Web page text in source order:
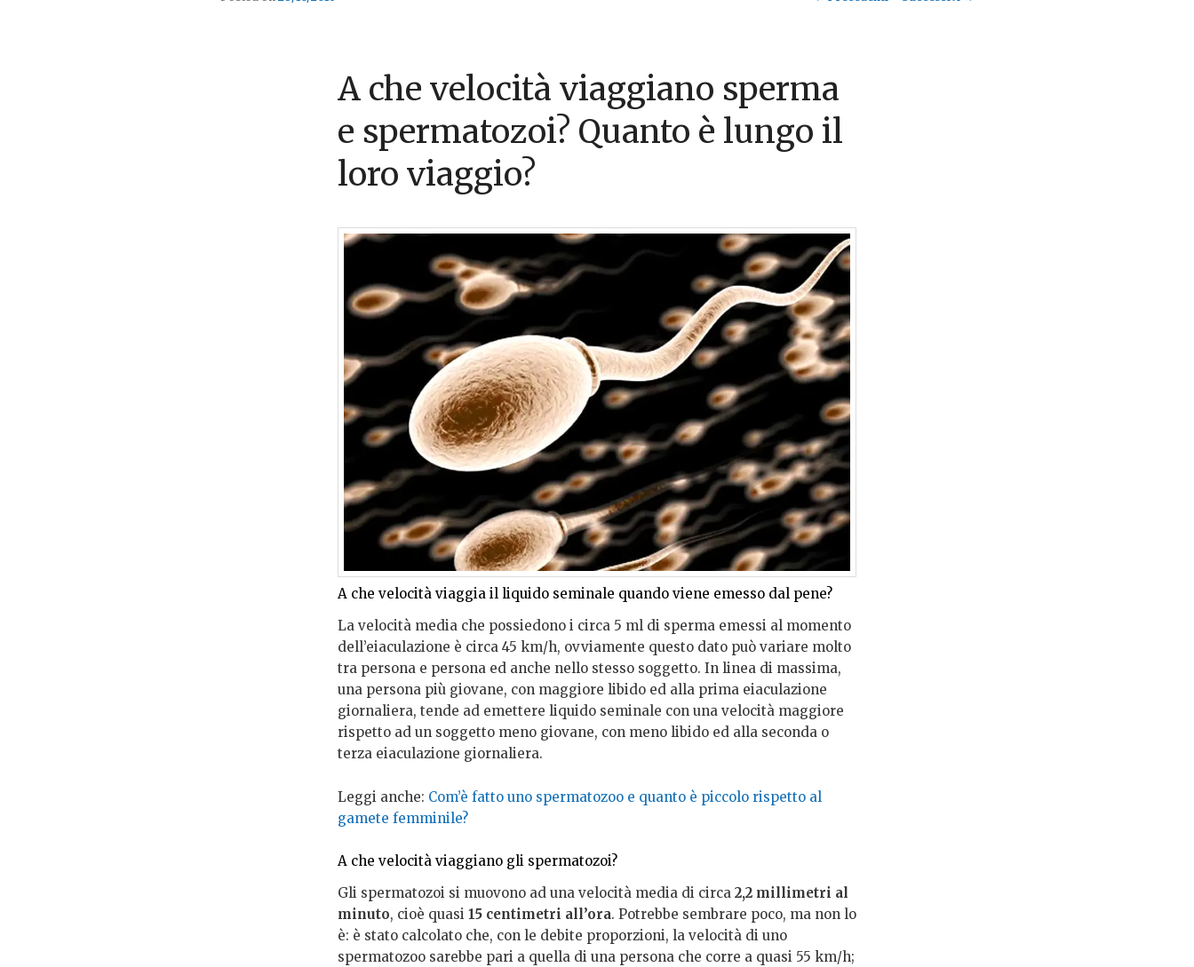
A che velocità viaggiano sperma
e spermatozoi? Quanto è lungo il
loro viaggio?
A che velocità viaggia il liquido seminale quando viene emesso dal pene?
La velocità media che possiedono i circa 5 ml di sperma emessi al momento
dell’eiaculazione è circa 45 km/h, ovviamente questo dato può variare molto
tra persona e persona ed anche nello stesso soggetto. In linea di massima,
una persona più giovane, con maggiore libido ed alla prima eiaculazione
giornaliera, tende ad emettere liquido seminale con una velocità maggiore
rispetto ad un soggetto meno giovane, con meno libido ed alla seconda o
terza eiaculazione giornaliera.
Leggi anche: Com’è fatto uno spermatozoo e quanto è piccolo rispetto al
gamete femminile?
A che velocità viaggiano gli spermatozoi?
Gli spermatozoi si muovono ad una velocità media di circa 2,2 millimetri al
minuto, cioè quasi 15 centimetri all’ora. Potrebbe sembrare poco, ma non lo
è: è stato calcolato che, con le debite proporzioni, la velocità di uno
spermatozoo sarebbe pari a quella di una persona che corre a quasi 55 km/h;